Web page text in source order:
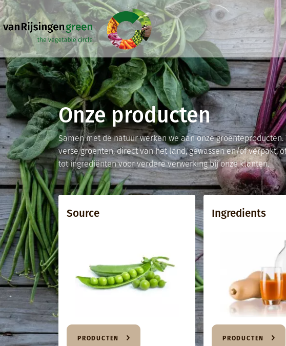
Overslaan en naar de inhoud gaan
Onze producten
Samen met de natuur werken we aan onze groenteproducten.
verse groenten, direct van het land, gewassen en/of verpakt,
tot ingrediënten voor verdere verwerking bij onze klanten.
Source
PRODUCTEN
Ingredients
PRODUCTEN